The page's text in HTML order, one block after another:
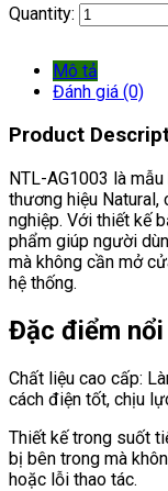
Quantity:
Mô tả
Đánh giá (0)
Product
NTL-AG1003 là
thương hiệu Natural,
nghiệp. Với thiết kế
phẩm giúp người
mà không cần mở
hệ thống.
Đặc điểm
Chất liệu cao cấp:
cách điện tốt, chịu
Thiết kế trong suốt
bị bên trong mà
hoặc lỗi thao tác.